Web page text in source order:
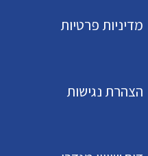
מדיניות פרטיות
הצהרת נגישות